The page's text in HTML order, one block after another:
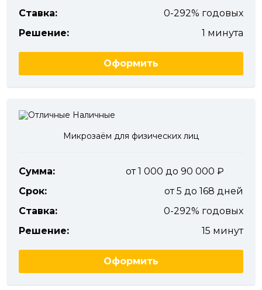
Ставка:
0-292% годовых
Решение:
1 минута
Оформить
Микрозаём для физических лиц
Сумма:
от 1 000 до 90 000
Срок:
от 5 до 168 дней
Ставка:
0-292% годовых
Решение:
15 минут
Оформить